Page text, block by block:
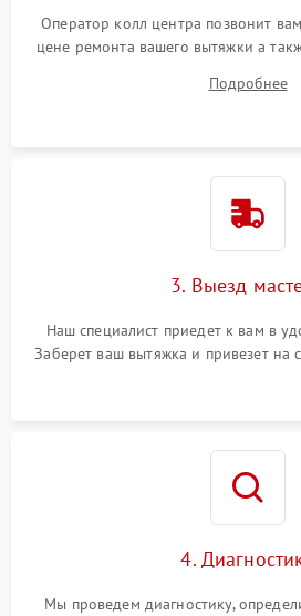
Оператор колл центра позвонит
цене ремонта вашего вытяжки а
Подробнее
3. Выезд
Наш специалист приедет к вам в
Заберет ваш вытяжка и привезет на
4.
Мы проведем диагностику,